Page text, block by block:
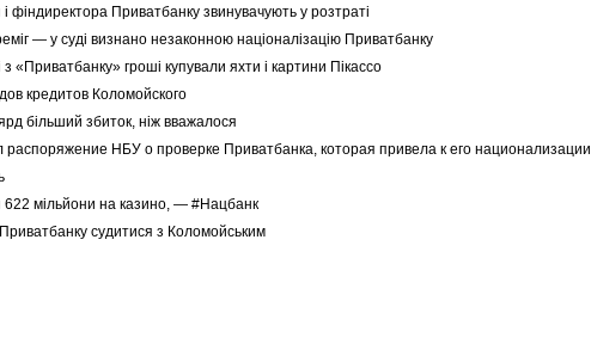
фіндиректора Приватбанку звинувачують у розтраті
— у суді визнано незаконною націоналізацію Приватбанку
«Приватбанку» гроші купували яхти і картини Пікассо
кредитов Коломойского
більший збиток, ніж вважалося
распоряжение НБУ о проверке Приватбанка, которая привела к его национализации
622 мільйони на казино, — #Нацбанк
судитися з Коломойським